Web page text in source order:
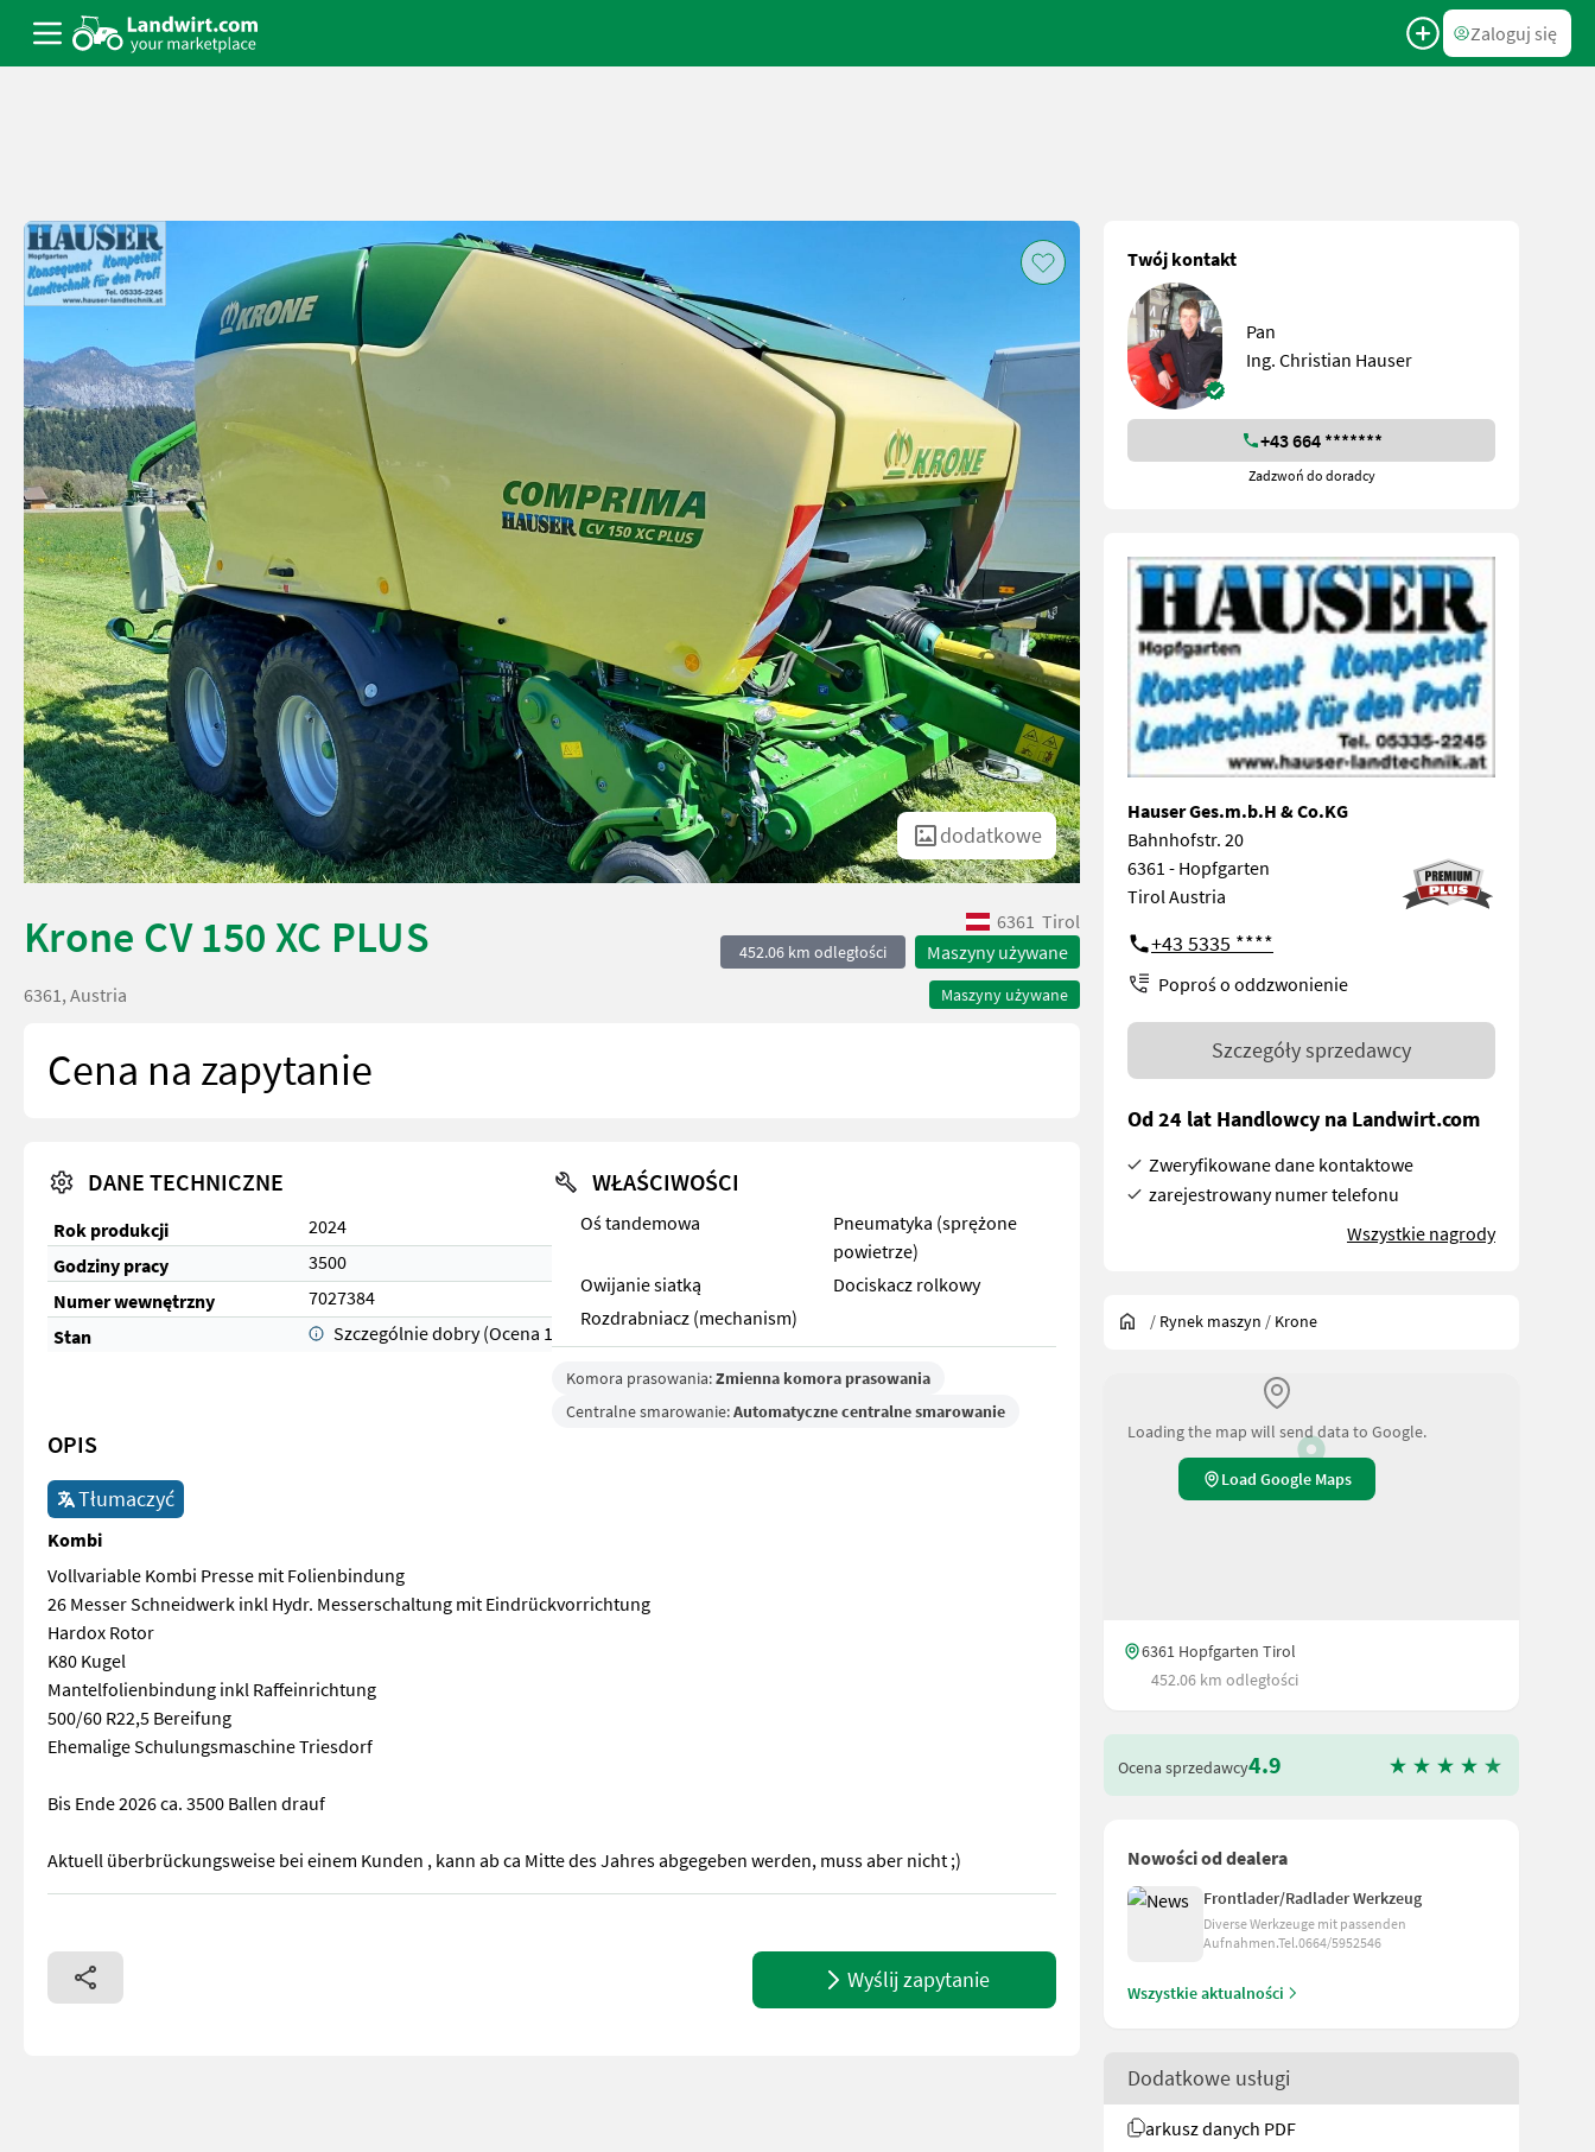
Zaloguj się
dodatkowe
Krone CV 150 XC PLUS 6361 Tirol
452.06 km odległości Maszyny używane
Maszyny używane
6361, Austria
Cena na zapytanie
DANE TECHNICZNE
Rok produkcji
2024
Godziny pracy
3500
Numer wewnętrzny
7027384
Stan
Szczególnie dobry (Ocena 1)
WŁAŚCIWOŚCI
Oś tandemowa
Pneumatyka (sprężone
powietrze)
Owijanie siatką
Dociskacz rolkowy
Rozdrabniacz (mechanism)
Komora prasowania:Zmienna komora prasowania
Centralne smarowanie:Automatyczne centralne smarowanie
OPIS
Tłumaczyć
Kombi
Vollvariable Kombi Presse mit Folienbindung
26 Messer Schneidwerk inkl Hydr. Messerschaltung mit Eindrückvorrichtung
Hardox Rotor
K80 Kugel
Mantelfolienbindung inkl Raffeinrichtung
500/60 R22,5 Bereifung
Ehemalige Schulungsmaschine Triesdorf
Bis Ende 2026 ca. 3500 Ballen drauf
Aktuell überbrückungsweise bei einem Kunden , kann ab ca Mitte des Jahres abgegeben werden, muss aber nicht ;)
Vollvariable Kombi Presse mit Folienbindung 26 Messer Schneidwerk inkl Hydr. Messerschaltung mit Eindrückvorrichtung Hardox Rotor K80 Kugel Mantelfolienbindung inkl Raffeinrichtung
Wyślij zapytanie
Twój kontakt
Pan
Ing. Christian Hauser
+43 664 *******
Zadzwoń do doradcy
Hauser Ges.m.b.H & Co.KG
Bahnhofstr. 20
6361 - Hopfgarten
Tirol Austria
+43 5335 ****
Poproś o oddzwonienie
Szczegóły sprzedawcy
Od 24 lat Handlowcy na Landwirt.com
Zweryfikowane dane kontaktowe
zarejestrowany numer telefonu
Wszystkie nagrody
/ Rynek maszyn / Krone
Loading the map will send data to Google.
Load Google Maps
6361 Hopfgarten Tirol
452.06 km odległości
Ocena sprzedawcy4.9
Nowości od dealera
Frontlader/Radlader Werkzeug
Diverse Werkzeuge mit passenden
Aufnahmen.Tel.0664/5952546
Wszystkie aktualności
Dodatkowe usługi
arkusz danych PDF